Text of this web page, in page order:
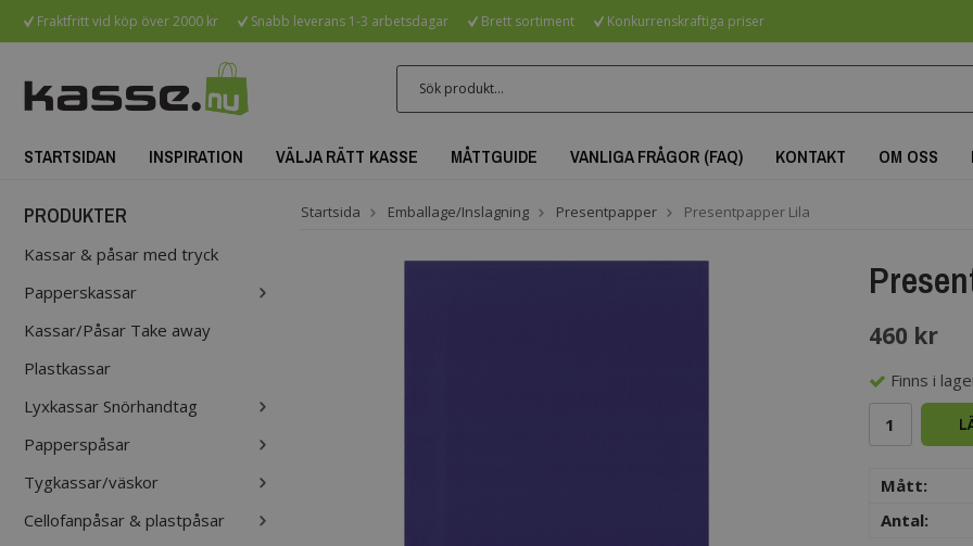
Fraktfritt vid köp över 2000 kr Snabb leverans 1-3 arbetsdagar Brett sortiment Konkurrenskraftiga priser
STARTSIDAN INSPIRATION VÄLJA RÄTT KASSE MÅTTGUIDE VANLIGA FRÅGOR (FAQ) KONTAKT OM OSS
PRODUKTER
Kassar & påsar med tryck
Papperskassar
Kassar/Påsar Take away
Plastkassar
Lyxkassar Snörhandtag
Papperspåsar
Tygkassar/väskor
Cellofanpåsar & plastpåsar
Startsida Emballage/Inslagning Presentpapper Presentpapper Lila
460 kr
Finns i
Mått:
Antal: